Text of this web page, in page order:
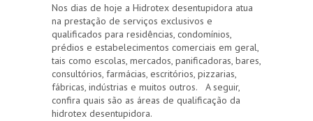
Nos dias de hoje a Hidrotex desentupidora atua
na prestação de serviços exclusivos e
qualificados para residências, condomínios,
prédios e estabelecimentos comerciais em geral,
tais como escolas, mercados, panificadoras, bares,
consultórios, farmácias, escritórios, pizzarias,
fábricas, indústrias e muitos outros. A seguir,
confira quais são as áreas de qualificação da
hidrotex desentupidora.